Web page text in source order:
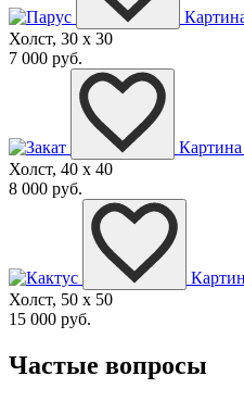
Холст, 30 x 30
7 000 руб.
Холст, 40 x 40
8 000 руб.
Холст, 50 x 50
15 000 руб.
Частые вопросы